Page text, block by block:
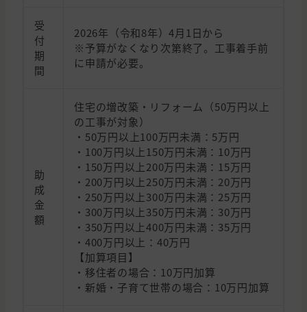
受
付
期
間
2026年（令和8年）4月1日から
※予算がなくなり次第終了。工事着手前
に申請が必要。
助
成
金
額
住宅の増改築・リフォーム（50万円以上
の工事が対象）
・50万円以上100万円未満：5万円
・100万円以上150万円未満：10万円
・150万円以上200万円未満：15万円
・200万円以上250万円未満：20万円
・250万円以上300万円未満：25万円
・300万円以上350万円未満：30万円
・350万円以上400万円未満：35万円
・400万円以上：40万円
【加算項目】
・移住者の場合：10万円加算
・新婚・子育て世帯の場合：10万円加算